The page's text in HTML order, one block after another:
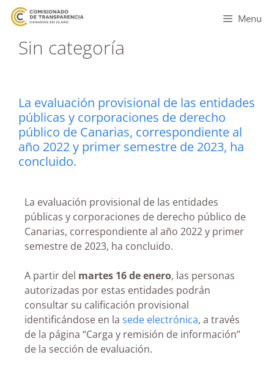
Menu
Sin categoría
La evaluación provisional de las entidades
públicas y corporaciones de derecho
público de Canarias, correspondiente al
año 2022 y primer semestre de 2023, ha
concluido.
La evaluación provisional de las entidades
públicas y corporaciones de derecho público de
Canarias, correspondiente al año 2022 y primer
semestre de 2023, ha concluido.
A partir del martes 16 de enero, las personas
autorizadas por estas entidades podrán
consultar su calificación provisional
identificándose en la sede electrónica, a través
de la página “Carga y remisión de información”
de la sección de evaluación.